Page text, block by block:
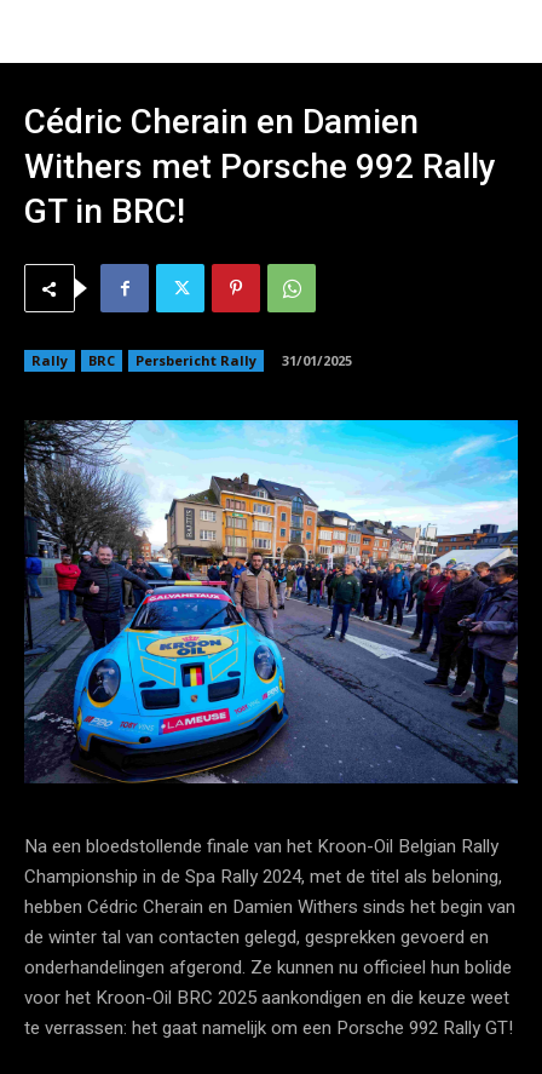
Cédric Cherain en Damien
Withers met Porsche 992 Rally
GT in BRC!
Rally BRC Persbericht Rally 31/01/2025
Na een bloedstollende finale van het Kroon-Oil Belgian Rally
Championship in de Spa Rally 2024, met de titel als beloning,
hebben Cédric Cherain en Damien Withers sinds het begin van
de winter tal van contacten gelegd, gesprekken gevoerd en
onderhandelingen afgerond. Ze kunnen nu officieel hun bolide
voor het Kroon-Oil BRC 2025 aankondigen en die keuze weet
te verrassen: het gaat namelijk om een Porsche 992 Rally GT!